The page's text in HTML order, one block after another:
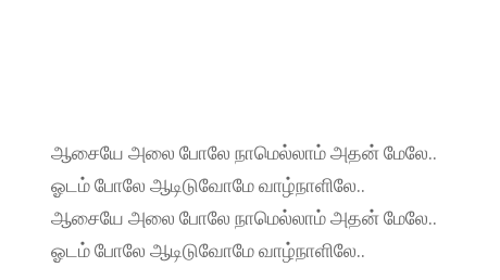
ஆசையே அலை போலே நாமெல்லாம் அதன் மேலே..
ஓடம் போலே ஆடிடுவோமே வாழ்நாளிலே..
ஆசையே அலை போலே நாமெல்லாம் அதன் மேலே..
ஓடம் போலே ஆடிடுவோமே வாழ்நாளிலே..